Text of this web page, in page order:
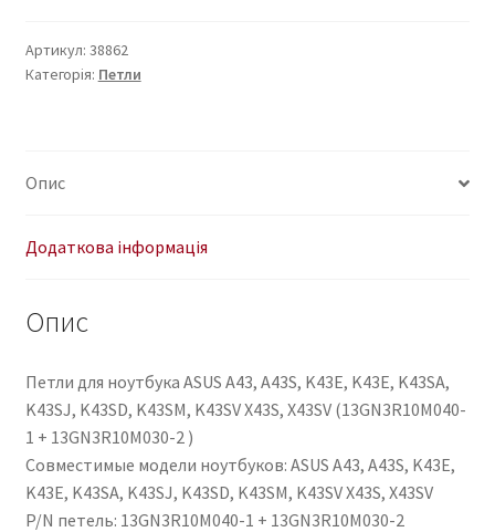
A43,
A43S,
K43SJ,
K43SM,
X43SV
1
+
13GN3R10M030-
2
)
кількість
Артикул: 38862
Категорія: Петли
Опис
Додаткова інформація
Опис
Петли для ноутбука ASUS A43, A43S, K43E, K43E, K43SA,
K43SJ, K43SD, K43SM, K43SV X43S, X43SV (13GN3R10M040-
1 + 13GN3R10M030-2 )
Совместимые модели ноутбуков: ASUS A43, A43S, K43E,
K43E, K43SA, K43SJ, K43SD, K43SM, K43SV X43S, X43SV
P/N петель: 13GN3R10M040-1 + 13GN3R10M030-2